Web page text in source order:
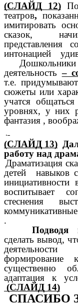
(СЛАЙД 12)
театров,
имитировать
сказок,
представления
интонацией
деятельность–
т.е.
сюжеты или
учатся
уровнях, у них
фантазия ,
.
(СЛАЙД 13)
работу над
Драматизация
детей навыков
инициативности
воспитывает
стеснения
.
Подводя
сделать вывод,
деятельности
формирование
существенно
адаптация к
(СЛАЙД 14)
СПАСИБО